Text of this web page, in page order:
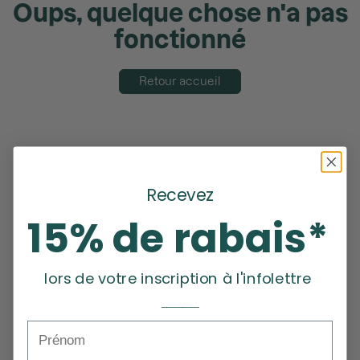
Oups, quelque chose n'a pas
fonctionné
Retour accueil
Recevez
15% de rabais*
lors de votre inscription à l'infolettre